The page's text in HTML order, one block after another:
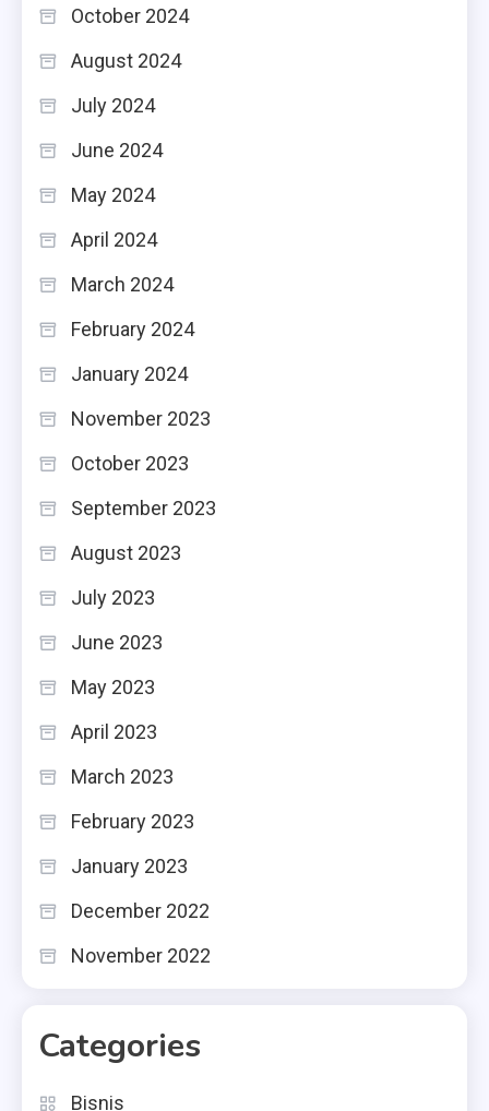
October 2024
August 2024
July 2024
June 2024
May 2024
April 2024
March 2024
February 2024
January 2024
November 2023
October 2023
September 2023
August 2023
July 2023
June 2023
May 2023
April 2023
March 2023
February 2023
January 2023
December 2022
November 2022
Categories
Bisnis